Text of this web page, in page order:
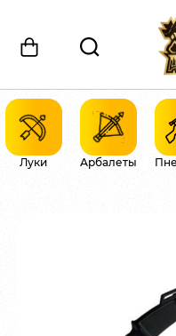
Луки Арбалеты